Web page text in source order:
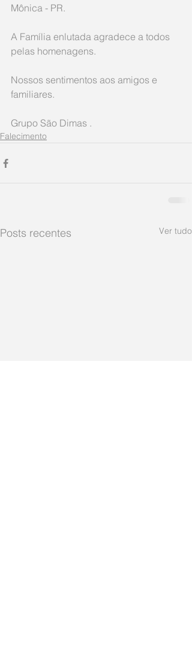
Mônica - PR.
A Família enlutada agradece a todos
pelas homenagens.
Nossos sentimentos aos amigos e
familiares.
Grupo São Dimas .
Falecimento
Posts recentes Ver tudo